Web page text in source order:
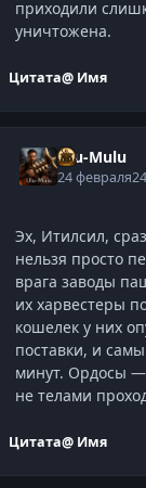
приходили
уничтожена.
Цитата@ Имя
Ulu-Mulu
24 февраля
Эх, Итилсил,
нельзя просто
врага заводы
их харвестеры
кошелек у них
поставки, и
минут. Ордосы —
не телами
Цитата@ Имя